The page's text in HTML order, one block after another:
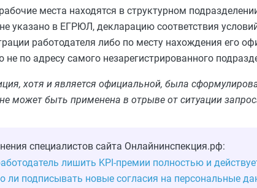
места находятся в структурном
указано в ЕГРЮЛ, декларацию соответствия
работодателя либо по месту нахождения его
не по адресу самого незарегистрированного
хотя и является официальной, была
может быть применена в отрыве от ситуации
специалистов сайта Онлайнинспекция.рф:
лишить KPI‑премии полностью и
ли подписывать новые согласия на персональные